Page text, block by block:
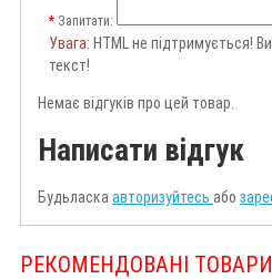
Запитати:
Увага: HTML не підтримується!
текст!
Немає відгуків про цей товар.
Написати відгук
Будьласка авторизуйтесь або
РЕКОМЕНДОВАНІ ТОВАРИ